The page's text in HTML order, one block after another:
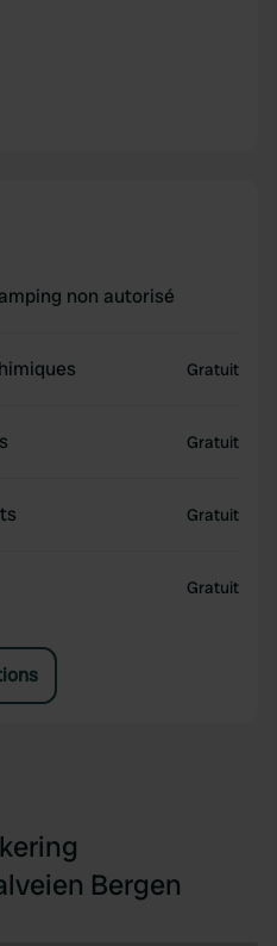
non autorisé
Gratuit
Gratuit
Gratuit
Gratuit
Bergen